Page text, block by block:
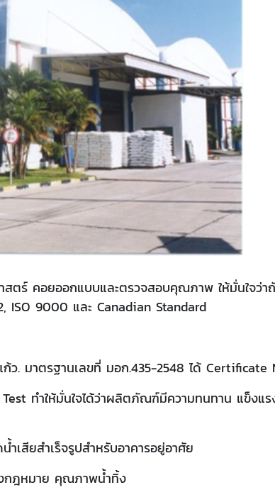
ร์ คอยออกแบบและตรวจสอบคุณภาพ ให้มั่นใจว่า
ISO 9000 และ Canadian Standard
ว. มาตรฐานเลขที่ มอก.435-2548 ได้ Certificate
ทำให้มั่นใจได้ว่าผลิตภัณฑ์มีความทนทาน แข็งแ
เสียสำเร็จรูปสำหรับอาคารอยู่อาศัย
กฎหมาย คุณภาพน้ำทิ้ง